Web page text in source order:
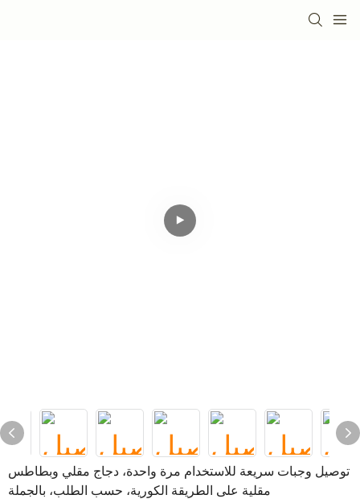
توصيل وجبات سريعة للاستخدام مرة واحدة، دجاج مقلي وبطاطس
مقلية على الطريقة الكورية، حسب الطلب، بالجملة